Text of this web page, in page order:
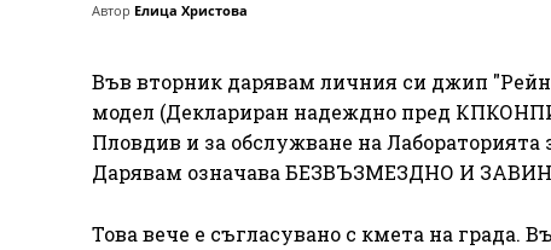
Автор Елица Христова
Във вторник дарявам личния си джип
модел (Деклариран надеждно пред
Пловдив и за обслужване на Лабораторията
Дарявам означава БЕЗВЪЗМЕЗДНО И
Това вече е съгласувано с кмета на града.